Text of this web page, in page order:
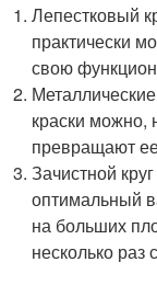
Лепестковый
практически
свою
краски можно,
превращают
Зачистной
оптимальный
на больших
несколько раз